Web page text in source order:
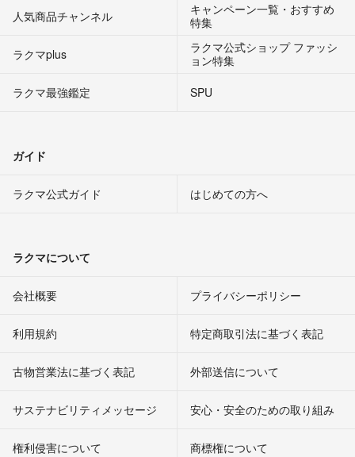
人気商品チャンネル
キャンペーン一覧・おすすめ
特集
ラクマplus
ラクマ公式ショップ ファッシ
ョン特集
ラクマ最強鑑定
SPU
ガイド
ラクマ公式ガイド はじめての方へ
ラクマについて
会社概要 プライバシーポリシー
利用規約 特定商取引法に基づく表記
古物営業法に基づく表記 外部送信について
サステナビリティメッセージ 安心・安全のための取り組み
権利侵害について
商標権について